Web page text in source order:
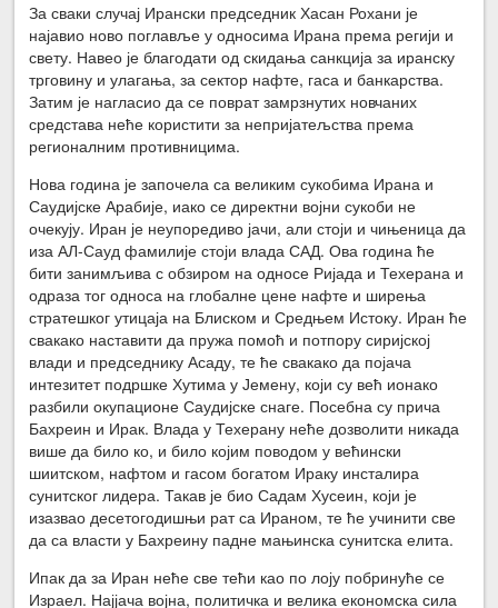
За сваки случај Ирански председник Хасан Рохани је
најавио ново поглавље у односима Ирана према регији и
свету. Навео је благодати од скидања санкција за иранску
трговину и улагања, за сектор нафте, гаса и банкарства.
Затим је нагласио да се поврат замрзнутих новчаних
средстава неће користити за непријатељства према
регионалним противницима.
Нова година је започела са великим сукобима Ирана и
Саудијске Арабије, иако се директни војни сукоби не
очекују. Иран је неупоредиво јачи, али стоји и чињеница да
иза АЛ-Сауд фамилије стоји влада САД. Ова година ће
бити занимљива с обзиром на односе Ријада и Техерана и
одраза тог односа на глобалне цене нафте и ширења
стратешког утицаја на Блиском и Средњем Истоку. Иран ће
свакако наставити да пружа помоћ и потпору сиријској
влади и председнику Асаду, те ће свакако да појача
интезитет подршке Хутима у Јемену, који су већ ионако
разбили окупационе Саудијске снаге. Посебна су прича
Бахреин и Ирак. Влада у Техерану неће дозволити никада
више да било ко, и било којим поводом у већински
шиитском, нафтом и гасом богатом Ираку инсталира
сунитског лидера. Такав је био Садам Хусеин, који је
изазвао десетогодишњи рат са Ираном, те ће учинити све
да са власти у Бахреину падне мањинска сунитска елита.
Ипак да за Иран неће све тећи као по лоју побринуће се
Израел. Најјача војна, политичка и велика економска сила